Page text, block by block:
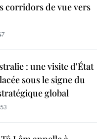
corridors de vue vers
: une visite d'État
sous le signe du
global